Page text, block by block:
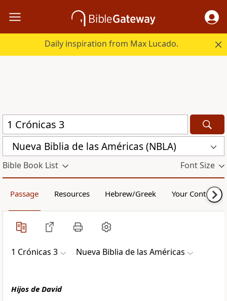
Daily inspiration from Max Lucado.
Nueva Biblia de las Américas (NBLA)
Bible Book List Font Size
Passage Resources Hebrew/Greek Your Content
1 Crónicas 3 Nueva Biblia de las Américas
Hijos de David